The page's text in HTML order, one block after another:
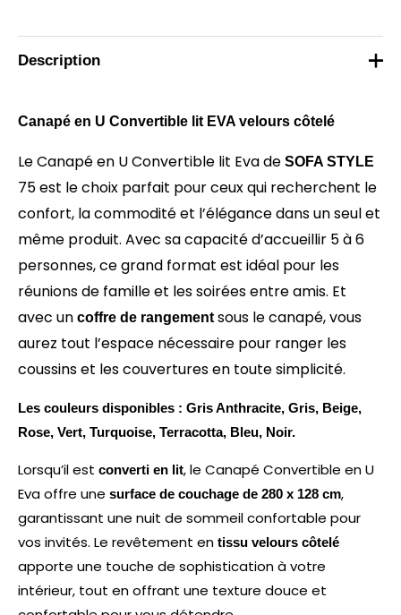
Description
Canapé en U Convertible lit EVA velours côtelé
Le Canapé en U Convertible lit Eva de SOFA STYLE
75 est le choix parfait pour ceux qui recherchent le
confort, la commodité et l’élégance dans un seul et
même produit. Avec sa capacité d’accueillir 5 à 6
personnes, ce grand format est idéal pour les
réunions de famille et les soirées entre amis. Et
avec un coffre de rangementsous le canapé, vous
aurez tout l’espace nécessaire pour ranger les
coussins et les couvertures en toute simplicité.
Les couleurs disponibles : Gris Anthracite, Gris, Beige,
Rose, Vert, Turquoise, Terracotta, Bleu, Noir.
Lorsqu’il est converti en lit, le Canapé Convertible en U
Eva offre une surface de couchage de 280 x 128 cm,
garantissant une nuit de sommeil confortable pour
vos invités. Le revêtement en tissu velours côtelé
apporte une touche de sophistication à votre
intérieur, tout en offrant une texture douce et